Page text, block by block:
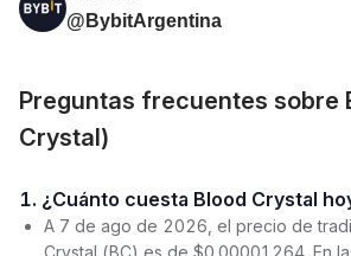
@BybitArgentina
Preguntas frecuentes sobre
Crystal)
1. ¿Cuánto cuesta Blood Crystal
A 7 de ago de 2026, el precio de
Crystal (BC) es de $0.00001264. En